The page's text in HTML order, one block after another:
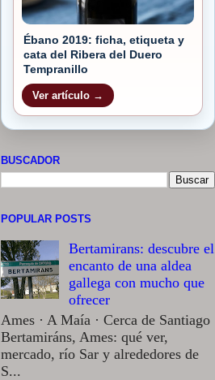
Ébano 2019: ficha, etiqueta y
cata del Ribera del Duero
Tempranillo
Ver artículo →
BUSCADOR
POPULAR POSTS
Bertamirans: descubre el
encanto de una aldea
gallega con mucho que
ofrecer
Ames · A Maía · Cerca de Santiago
Bertamiráns, Ames: qué ver,
mercado, río Sar y alrededores de
S...